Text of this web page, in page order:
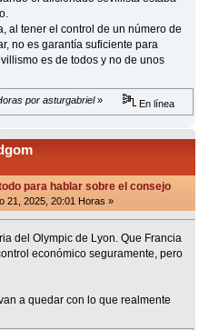
al tener el control de un número de
no es garantía suficiente para
es de todos y no de unos
por asturgabriel» En línea
para hablar sobre el consejo
21, 2025, 20:01 Horas »
del Olympic de Lyon. Que Francia
económico seguramente, pero
a quedar con lo que realmente